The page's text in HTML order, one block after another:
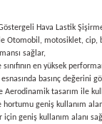
Hava Lastik
Otomobil, motosiklet,
sağlar,
en yüksek
basınç değerini
Aerodinamik tasarım ile
hortumu geniş kullanım
geniş kullanım alanı